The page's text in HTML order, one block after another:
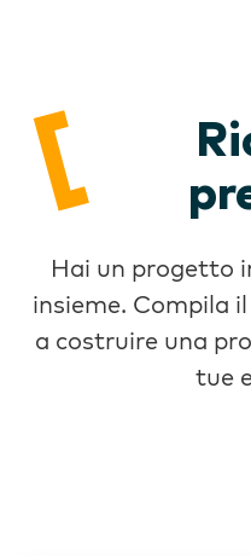
Hai un progetto
insieme. Compila
a costruire una
tue